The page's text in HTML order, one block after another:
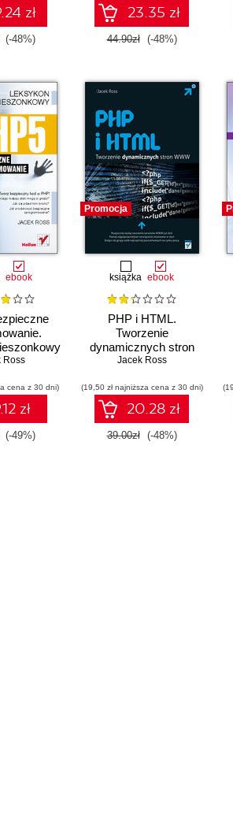
zł
(-48%)
23.35 zł
44.90zł (-48%)
ebook
Ross
cena z 30 dni)
zł
(-49%)
Promocja
książka ebook
PHP i HTML.
Tworzenie
dynamicznych stron
WWW
Jacek Ross
(19,50 zł najniższa cena z 30 dni)
20.28 zł
39.00zł (-48%)